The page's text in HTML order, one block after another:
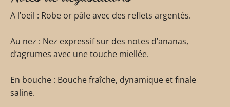
A l’oeil : Robe or pâle avec des reflets argentés.
Au nez : Nez expressif sur des notes d’ananas,
d’agrumes avec une touche miellée.
En bouche : Bouche fraîche, dynamique et finale
saline.